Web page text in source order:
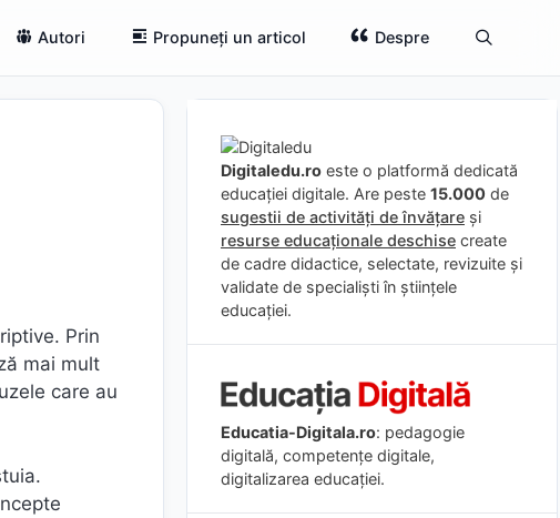
Autori Propuneți un articol Despre
Prin
mai mult
care au
Digitaledu.ro este o platformă dedicată
educației digitale. Are peste 15.000 de
sugestii de activități de învățare și
resurse educaționale deschise create
de cadre didactice, selectate, revizuite și
validate de specialiști în științele
educației.
Educatia-Digitala.ro: pedagogie
digitală, competențe digitale,
digitalizarea educației.